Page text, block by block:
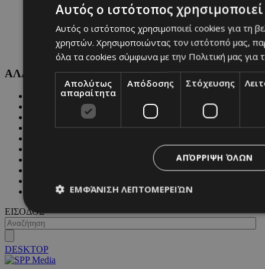
ΑΛΛΕΣ ΚΑΤΗΓΟΡΙΕΣ
FASHION
COVER STORY
ΓΕΝΙΚΕΣ ΠΛΗΡΟΦΟΡΙΕΣ
ΕΙΣΟΔΟΣ
DESKTOP
Αυτός ο ιστότοπος
Αυτός ο ιστότοπος χρησιμοποιεί cookies για τη
χρηστών. Χρησιμοποιώντας τον ιστότοπό μας,
όλα τα cookies σύμφωνα με την Πολιτική μας για
Απολύτως
απαραίτητα
Απόδοσης Στόχευσης
ΑΠΌΡΡΙΨΗ ΌΛΩΝ
ΕΜΦΆΝΙΣΗ ΛΕΠΤΟΜΕΡΕΙΏΝ